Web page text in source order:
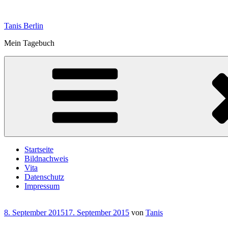
springen
Tanis Berlin
Mein Tagebuch
Startseite
Bildnachweis
Vita
Datenschutz
Impressum
Veröffentlicht
8. September 201517. September 2015 von Tanis